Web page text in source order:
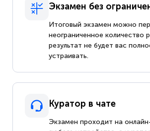
Экзамен без
Итоговый экзамен можно
неограниченное количество
результат не будет вас
устраивать.
Куратор в чате
Экзамен проходит на